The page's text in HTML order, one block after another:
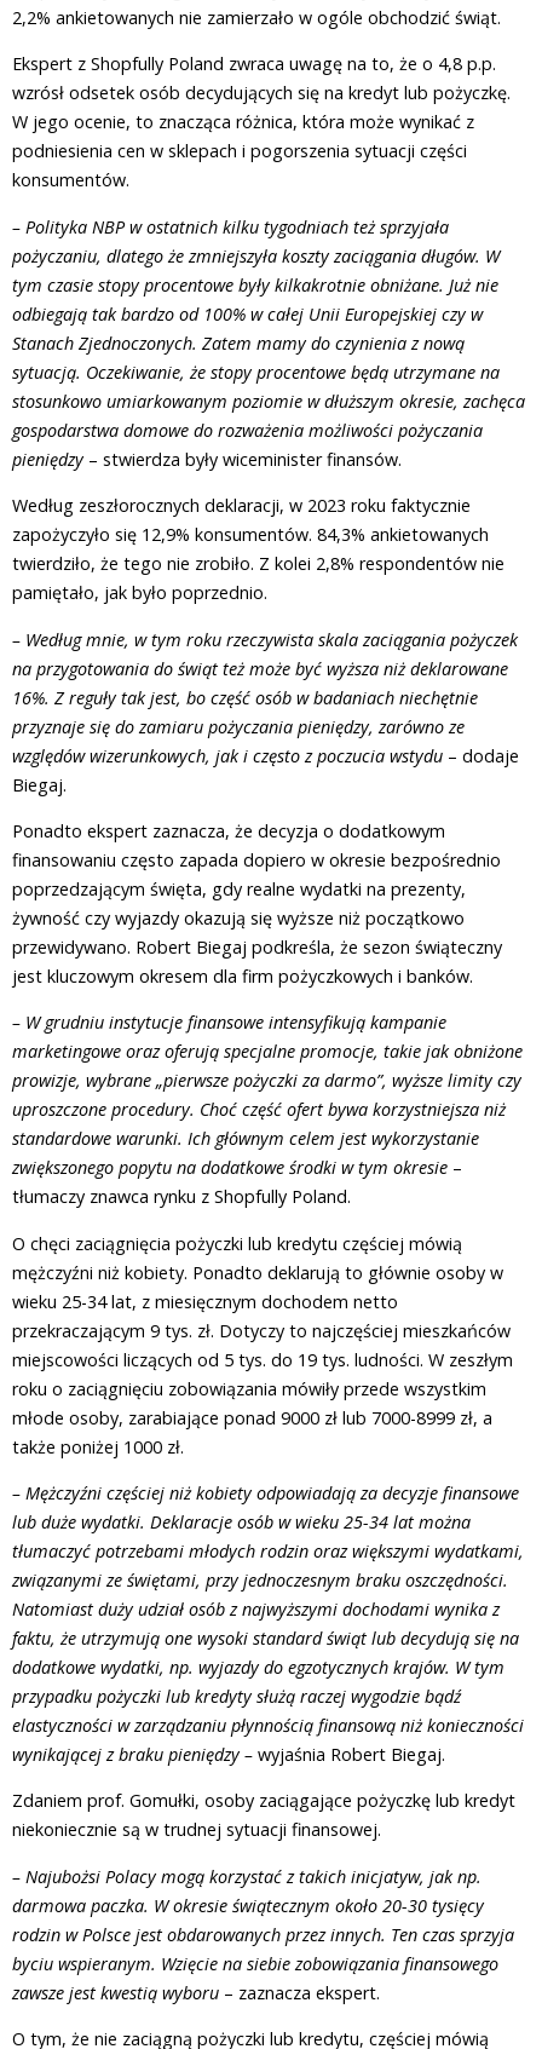
2,2% ankietowanych nie zamierzało w ogóle obchodzić świąt.
Ekspert z Shopfully Poland zwraca uwagę na to, że o 4,8 p.p.
wzrósł odsetek osób decydujących się na kredyt lub pożyczkę.
W jego ocenie, to znacząca różnica, która może wynikać z
podniesienia cen w sklepach i pogorszenia sytuacji części
konsumentów.
– Polityka NBP w ostatnich kilku tygodniach też sprzyjała
pożyczaniu, dlatego że zmniejszyła koszty zaciągania długów. W
tym czasie stopy procentowe były kilkakrotnie obniżane. Już nie
odbiegają tak bardzo od 100% w całej Unii Europejskiej czy w
Stanach Zjednoczonych. Zatem mamy do czynienia z nową
sytuacją. Oczekiwanie, że stopy procentowe będą utrzymane na
stosunkowo umiarkowanym poziomie w dłuższym okresie, zachęca
gospodarstwa domowe do rozważenia możliwości pożyczania
pieniędzy – stwierdza były wiceminister finansów.
Według zeszłorocznych deklaracji, w 2023 roku faktycznie
zapożyczyło się 12,9% konsumentów. 84,3% ankietowanych
twierdziło, że tego nie zrobiło. Z kolei 2,8% respondentów nie
pamiętało, jak było poprzednio.
– Według mnie, w tym roku rzeczywista skala zaciągania pożyczek
na przygotowania do świąt też może być wyższa niż deklarowane
16%. Z reguły tak jest, bo część osób w badaniach niechętnie
przyznaje się do zamiaru pożyczania pieniędzy, zarówno ze
względów wizerunkowych, jak i często z poczucia wstydu – dodaje
Biegaj.
Ponadto ekspert zaznacza, że decyzja o dodatkowym
finansowaniu często zapada dopiero w okresie bezpośrednio
poprzedzającym święta, gdy realne wydatki na prezenty,
żywność czy wyjazdy okazują się wyższe niż początkowo
przewidywano. Robert Biegaj podkreśla, że sezon świąteczny
jest kluczowym okresem dla firm pożyczkowych i banków.
– W grudniu instytucje finansowe intensyfikują kampanie
marketingowe oraz oferują specjalne promocje, takie jak obniżone
prowizje, wybrane „pierwsze pożyczki za darmo”, wyższe limity czy
uproszczone procedury. Choć część ofert bywa korzystniejsza niż
standardowe warunki. Ich głównym celem jest wykorzystanie
zwiększonego popytu na dodatkowe środki w tym okresie –
tłumaczy znawca rynku z Shopfully Poland.
O chęci zaciągnięcia pożyczki lub kredytu częściej mówią
mężczyźni niż kobiety. Ponadto deklarują to głównie osoby w
wieku 25-34 lat, z miesięcznym dochodem netto
przekraczającym 9 tys. zł. Dotyczy to najczęściej mieszkańców
miejscowości liczących od 5 tys. do 19 tys. ludności. W zeszłym
roku o zaciągnięciu zobowiązania mówiły przede wszystkim
młode osoby, zarabiające ponad 9000 zł lub 7000-8999 zł, a
także poniżej 1000 zł.
– Mężczyźni częściej niż kobiety odpowiadają za decyzje finansowe
lub duże wydatki. Deklaracje osób w wieku 25-34 lat można
tłumaczyć potrzebami młodych rodzin oraz większymi wydatkami,
związanymi ze świętami, przy jednoczesnym braku oszczędności.
Natomiast duży udział osób z najwyższymi dochodami wynika z
faktu, że utrzymują one wysoki standard świąt lub decydują się na
dodatkowe wydatki, np. wyjazdy do egzotycznych krajów. W tym
przypadku pożyczki lub kredyty służą raczej wygodzie bądź
elastyczności w zarządzaniu płynnością finansową niż konieczności
wynikającej z braku pieniędzy – wyjaśnia Robert Biegaj.
Zdaniem prof. Gomułki, osoby zaciągające pożyczkę lub kredyt
niekoniecznie są w trudnej sytuacji finansowej.
– Najubożsi Polacy mogą korzystać z takich inicjatyw, jak np.
darmowa paczka. W okresie świątecznym około 20-30 tysięcy
rodzin w Polsce jest obdarowanych przez innych. Ten czas sprzyja
byciu wspieranym. Wzięcie na siebie zobowiązania finansowego
zawsze jest kwestią wyboru – zaznacza ekspert.
O tym, że nie zaciągną pożyczki lub kredytu, częściej mówią